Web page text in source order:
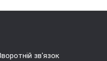
зв'язок